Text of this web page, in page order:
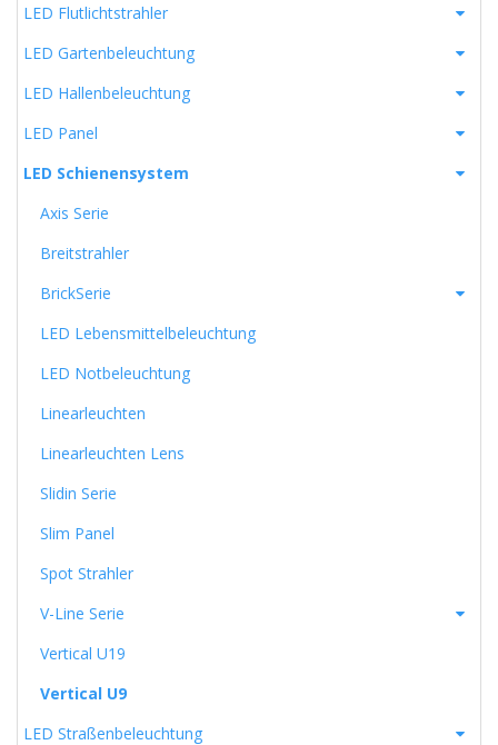
LED Flutlichtstrahler
LED Gartenbeleuchtung
LED Hallenbeleuchtung
LED Panel
LED Schienensystem
Axis Serie
Breitstrahler
BrickSerie
LED Lebensmittelbeleuchtung
LED Notbeleuchtung
Linearleuchten
Linearleuchten Lens
Slidin Serie
Slim Panel
Spot Strahler
V-Line Serie
Vertical U19
Vertical U9
LED Straßenbeleuchtung